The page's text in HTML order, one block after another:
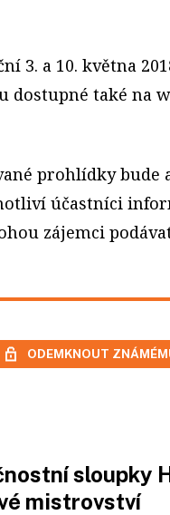
3. a 10. května
také na
prohlídky bude
účastníci
zájemci
ODEMKNOUT
sloupky
mistrovství